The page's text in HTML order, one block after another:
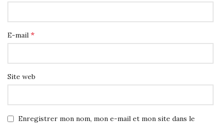
E-mail *
Site web
Enregistrer mon nom, mon e-mail et mon site dans le